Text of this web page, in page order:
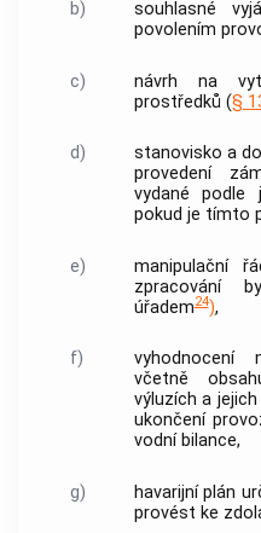
b)
souhlasné
povolením
c)
návrh na
prostředků (§
d)
stanovisko a
provedení
vydané podle
pokud je tímto
e) manipulační
zpracování
úřadem24),
f)
vyhodnocení
včetně
výluzích a
ukončení
vodní bilance,
g)
havarijní plán
provést ke